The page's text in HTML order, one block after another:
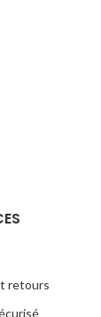
retours